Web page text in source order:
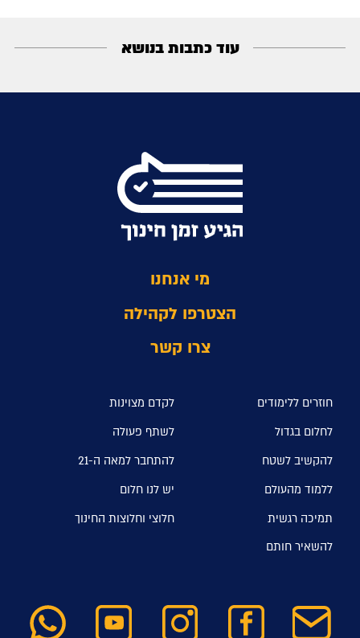
עוד כתבות בנושא
מי אנחנו
הצטרפו לקהילה
צרו קשר
חוזרים ללימודים
לקדם מצוינות
לחלום בגדול
לשתף פעולה
להקשיב לשטח
להתחבר למאה ה-21
ללמוד מהעולם
יש לנו חלום
תמיכה רגשית
חלוצי וחלוצות החינוך
להשאיר חותם